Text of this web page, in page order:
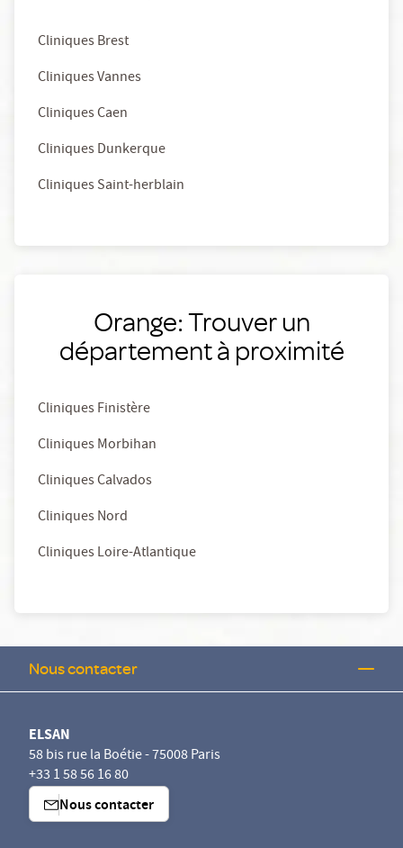
Cliniques Brest
Cliniques Vannes
Cliniques Caen
Cliniques Dunkerque
Cliniques Saint-herblain
Orange: Trouver un
département à proximité
Cliniques Finistère
Cliniques Morbihan
Cliniques Calvados
Cliniques Nord
Cliniques Loire-Atlantique
Nous contacter
ELSAN
58 bis rue la Boétie - 75008 Paris
+33 1 58 56 16 80
Nous contacter